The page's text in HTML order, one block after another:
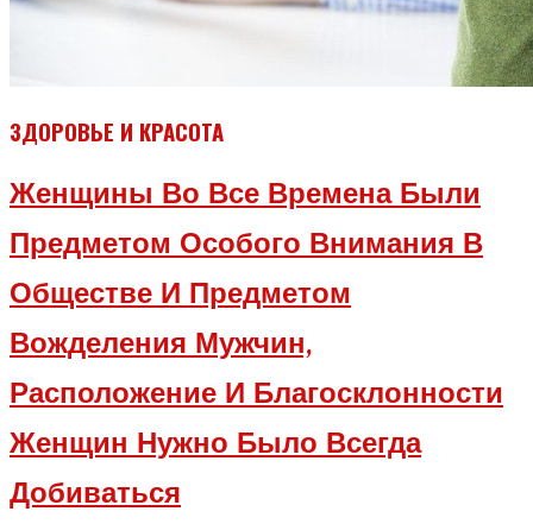
ЗДОРОВЬЕ И КРАСОТА
Женщины Во Все Времена Были
Предметом Особого Внимания В
Обществе И Предметом
Вожделения Мужчин,
Расположение И Благосклонности
Женщин Нужно Было Всегда
Добиваться